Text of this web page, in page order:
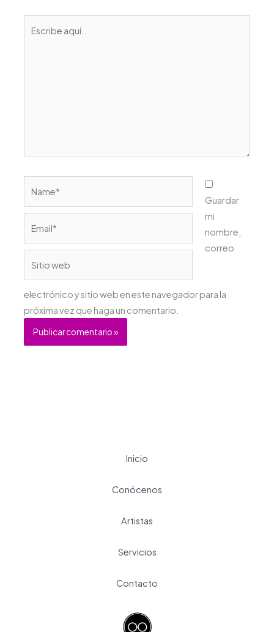
Guardar
mi
nombre,
correo
electrónico y sitio web en este navegador para la
próxima vez que haga un comentario.
Inicio
Conócenos
Artistas
Servicios
Contacto